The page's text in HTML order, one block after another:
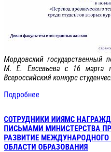
Мордовский государственный
М. Е. Евсевьева с 16 марта
Всероссийский конкурс
Подробнее
СОТРУДНИКИ ИИЯМС
ПИСЬМАМИ МИНИСТЕРСТВА
РАЗВИТИЕ МЕЖДУНАРОДНОГО
ОБЛАСТИ ОБРАЗОВАНИЯ